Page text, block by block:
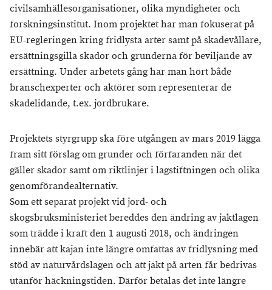
civilsamhällesorganisationer, olika myndigheter och
forskningsinstitut. Inom projektet har man fokuserat på
EU-regleringen kring fridlysta arter samt på skadevållare,
ersättningsgilla skador och grunderna för beviljande av
ersättning. Under arbetets gång har man hört både
branschexperter och aktörer som representerar de
skadelidande, t.ex. jordbrukare.
Projektets styrgrupp ska före utgången av mars 2019 lägga
fram sitt förslag om grunder och förfaranden när det
gäller skador samt om riktlinjer i lagstiftningen och olika
genomförandealternativ.
Som ett separat projekt vid jord- och
skogsbruksministeriet bereddes den ändring av jaktlagen
som trädde i kraft den 1 augusti 2018, och ändringen
innebär att kajan inte längre omfattas av fridlysning med
stöd av naturvårdslagen och att jakt på arten får bedrivas
utanför häckningstiden. Därför betalas det inte längre